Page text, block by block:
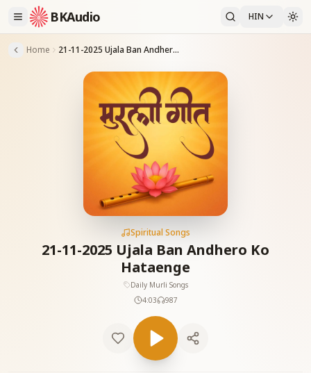
BKAudio HIN
Home 21-11-2025 Ujala Ban Andhero Ko Hataenge
Spiritual Songs
21-11-2025 Ujala Ban Andhero Ko
Hataenge
Daily Murli Songs
4:03
987